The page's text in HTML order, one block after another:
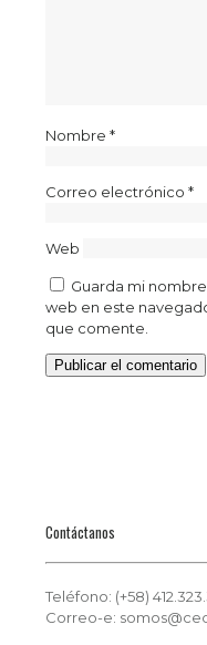
Nombre *
Correo electrónico *
Web
Guarda mi
web en este
que comente.
Contáctanos
Teléfono: (+58)
Correo-e: